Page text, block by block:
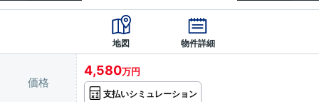
地図 物件詳細
価格
4,580万円
支払いシミュレーション